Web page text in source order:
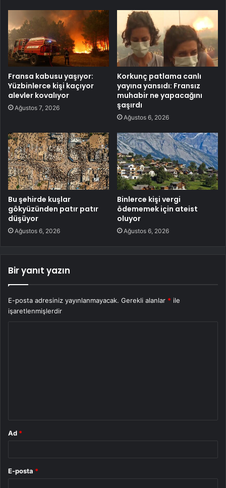
Fransa kabusu yaşıyor:
Yüzbinlerce kişi kaçıyor
alevler kovalıyor
Ağustos 7, 2026
Korkunç patlama canlı
yayına yansıdı: Fransız
muhabir ne yapacağını
şaşırdı
Ağustos 6, 2026
Bu şehirde kuşlar
gökyüzünden patır patır
düşüyor
Ağustos 6, 2026
Binlerce kişi vergi
ödememek için ateist
oluyor
Ağustos 6, 2026
Bir yanıt yazın
E-posta adresiniz yayınlanmayacak. Gerekli alanlar * ile
işaretlenmişlerdir
Ad *
E-posta *